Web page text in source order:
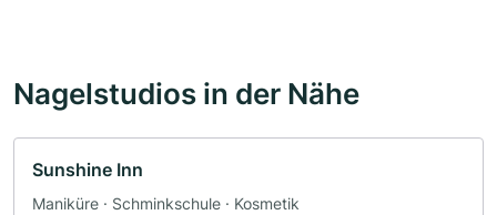
Nagelstudios in der Nähe
Sunshine Inn
Maniküre · Schminkschule · Kosmetik